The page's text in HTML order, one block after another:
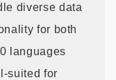
diverse data
for both
languages
suited for